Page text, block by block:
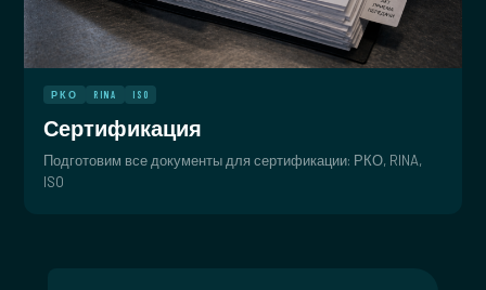
РКО RINA ISO
Сертификация
Подготовим все документы для сертификации: РКО, RINA,
ISO